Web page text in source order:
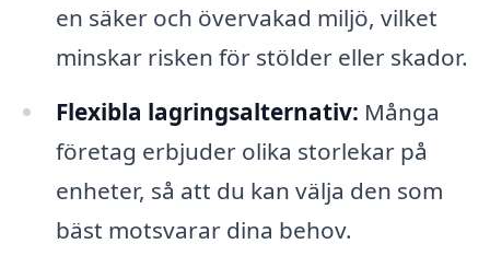
en säker och övervakad miljö, vilket
minskar risken för stölder eller skador.
Flexibla lagringsalternativ: Många
företag erbjuder olika storlekar på
enheter, så att du kan välja den som
bäst motsvarar dina behov.